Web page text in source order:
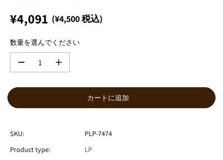
通
価
格
¥4,091 (¥4,500 税込)
数量を選んでください
r
u
数
カートに追加
SKU:
PLP-7474
Product type:
LP